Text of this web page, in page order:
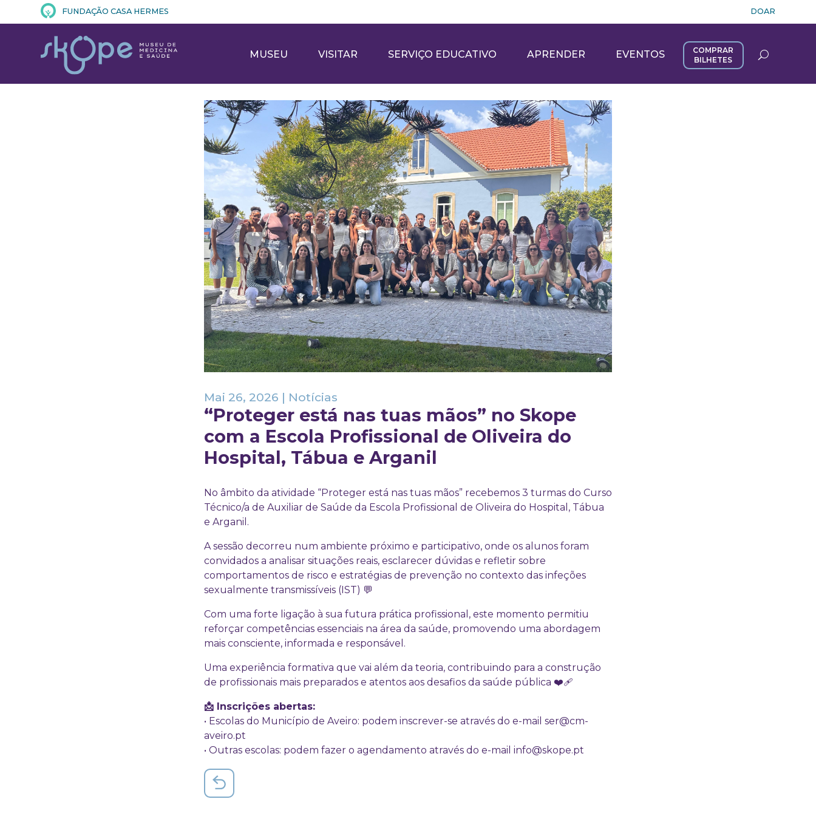
FUNDAÇÃO CASA HERMES DOAR
MUSEU VISITAR SERVIÇO EDUCATIVO APRENDER EVENTOS
COMPRAR
BILHETES
“Proteger está nas tuas mãos” no Skope
com a Escola Profissional de Oliveira do
Hospital, Tábua e Arganil
Mai 26, 2026 | Notícias
No âmbito da atividade “Proteger está nas tuas mãos” recebemos 3 turmas do Curso
Técnico/a de Auxiliar de Saúde da Escola Profissional de Oliveira do Hospital, Tábua
e Arganil.
A sessão decorreu num ambiente próximo e participativo, onde os alunos foram
convidados a analisar situações reais, esclarecer dúvidas e refletir sobre
comportamentos de risco e estratégias de prevenção no contexto das infeções
sexualmente transmissíveis (IST) 💬
Com uma forte ligação à sua futura prática profissional, este momento permitiu
reforçar competências essenciais na área da saúde, promovendo uma abordagem
mais consciente, informada e responsável.
Uma experiência formativa que vai além da teoria, contribuindo para a construção
de profissionais mais preparados e atentos aos desafios da saúde pública ❤️‍🩹
📩 Inscrições abertas:
• Escolas do Município de Aveiro: podem inscrever-se através do e-mail ser@cm-
aveiro.pt
• Outras escolas: podem fazer o agendamento através do e-mail info@skope.pt